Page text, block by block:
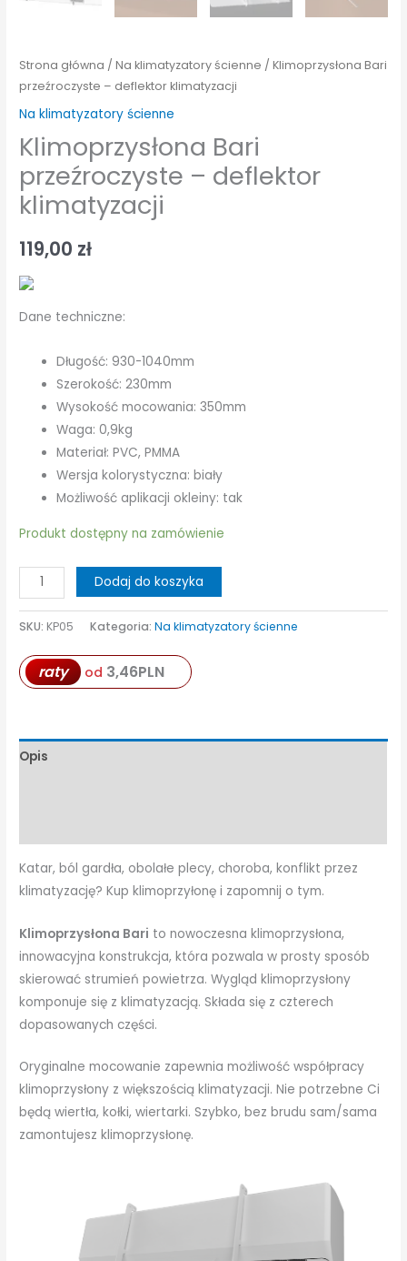
Strona główna /Na klimatyzatory ścienne / Klimoprzysłona Bari
przeźroczyste – deflektor klimatyzacji
Na klimatyzatory ścienne
Klimoprzysłona Bari
przeźroczyste – deflektor
klimatyzacji
119,00 zł
Dane techniczne:
Długość: 930-1040mm
Szerokość: 230mm
Wysokość mocowania: 350mm
Waga: 0,9kg
Materiał: PVC, PMMA
Wersja kolorystyczna: biały
Możliwość aplikacji okleiny: tak
Produkt dostępny na zamówienie
ilość
Klimoprzysłona
Bari
-
deflektor
Dodaj do koszyka
SKU: KP05 Kategoria:Na klimatyzatory ścienne
raty od 3,46PLN
Opis
Katar, ból gardła, obolałe plecy, choroba, konflikt przez
klimatyzację? Kup klimoprzyłonę i zapomnij o tym.
Klimoprzysłona Bari to nowoczesna klimoprzysłona,
innowacyjna konstrukcja, która pozwala w prosty sposób
skierować strumień powietrza. Wygląd klimoprzysłony
komponuje się z klimatyzacją. Składa się z czterech
dopasowanych części.
Oryginalne mocowanie zapewnia możliwość współpracy
klimoprzysłony z większością klimatyzacji. Nie potrzebne Ci
będą wiertła, kołki, wiertarki. Szybko, bez brudu sam/sama
zamontujesz klimoprzysłonę.